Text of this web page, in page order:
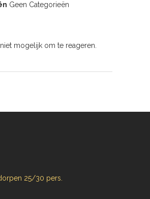
Geen Categorieën
mogelijk om te reageren.
25/30 pers.